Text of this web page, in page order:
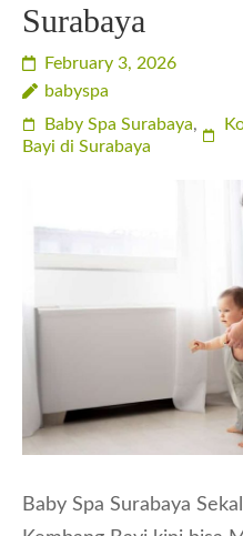
Surabaya
February 3, 2026
babyspa
Baby Spa Surabaya,
Bayi di Surabaya
Baby Spa Surabaya